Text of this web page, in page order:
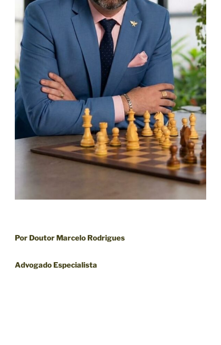
Por Doutor Marcelo Rodrigues
Advogado Especialista